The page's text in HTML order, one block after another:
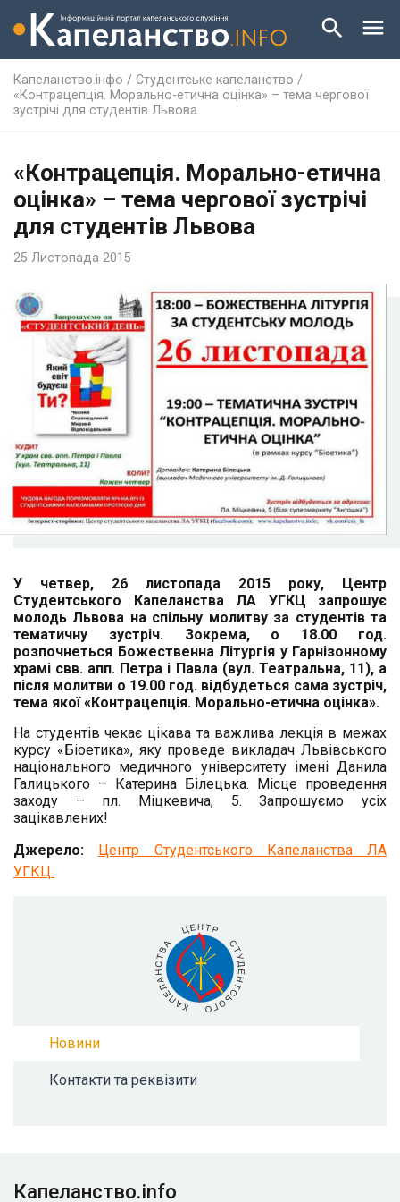
Капеланство.інфо / Студентське капеланство /
«Контрацепція. Морально-етична оцінка» – тема чергової
зустрічі для студентів Львова
«Контрацепція. Морально-етична
оцінка» – тема чергової зустрічі
для студентів Львова
25 Листопада 2015
У четвер, 26 листопада 2015 року, Центр
Студентського Капеланства ЛА УГКЦ запрошує
молодь Львова на спільну молитву за студентів та
тематичну зустріч. Зокрема, о 18.00 год.
розпочнеться Божественна Літургія у Гарнізонному
храмі свв. апп. Петра і Павла (вул. Театральна, 11), а
після молитви о 19.00 год. відбудеться сама зустріч,
тема якої «Контрацепція. Морально-етична оцінка».
На студентів чекає цікава та важлива лекція в межах
курсу «Біоетика», яку проведе викладач Львівського
національного медичного університету імені Данила
Галицького – Катерина Білецька. Місце проведення
заходу – пл. Міцкевича, 5. Запрошуємо усіх
зацікавлених!
Джерело:
Центр Студентського Капеланства ЛА
УГКЦ
Новини
Контакти та реквізити
Капеланство.info